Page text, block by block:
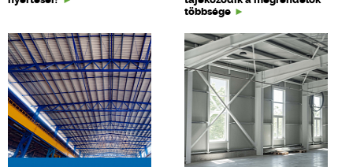
többsége